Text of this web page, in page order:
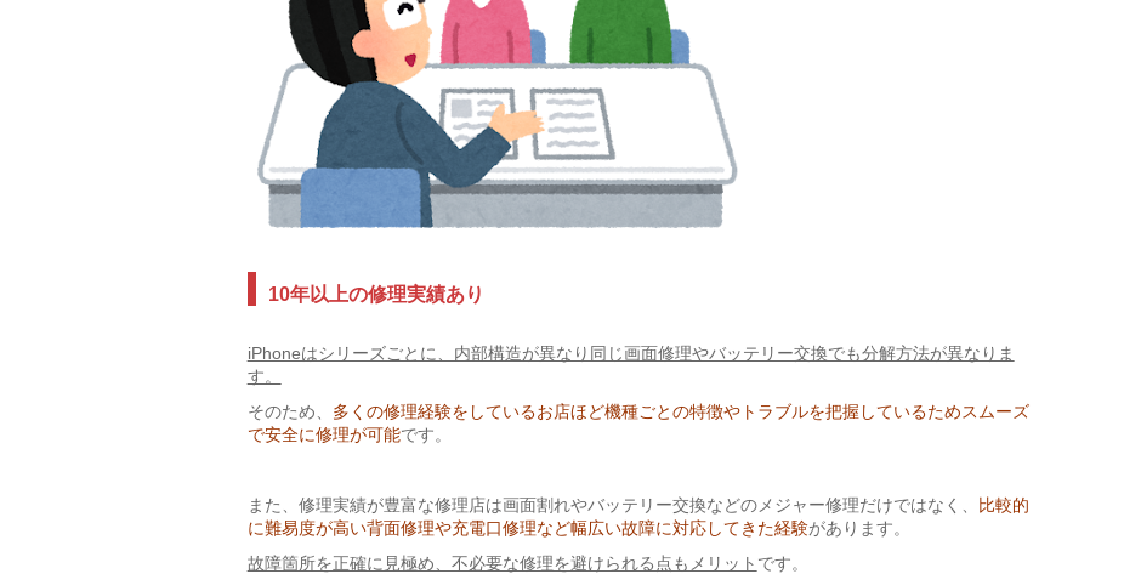
10年以上の修理実績あり
iPhoneはシリーズごとに、内部構造が異なり同じ画面修理やバッテリー交換でも分解方法が異なりま
す。
そのため、 多くの修理経験をしているお店ほど機種ごとの特徴やトラブルを把握しているためスムーズ
で安全に修理が可能です。
また、修理実績が豊富な修理店は画面割れやバッテリー交換などのメジャー修理だけではなく、
比較的
に難易度が高い背面修理や充電口修理など幅広い故障に対応してきた経験があります。
故障箇所を正確に見極め、不必要な修理を避けられる点もメリット です。